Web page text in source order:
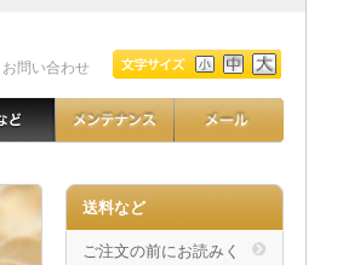
お問い合わせ
送料など
ご注文の前にお読みく